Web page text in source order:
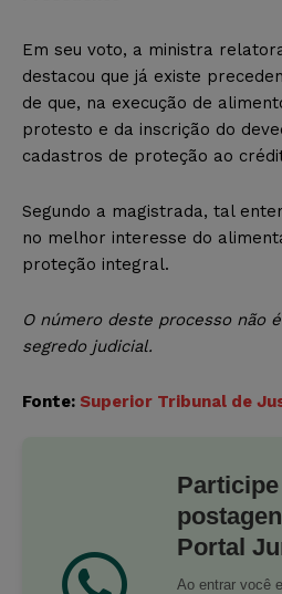
Em seu voto, a ministra
destacou que já existe
de que, na execução de
protesto e da inscrição do
cadastros de proteção ao
Segundo a magistrada, tal
no melhor interesse do
proteção integral.
O número deste processo não
segredo judicial.
Fonte: Superior Tribunal de
Portal
Ao entrar você